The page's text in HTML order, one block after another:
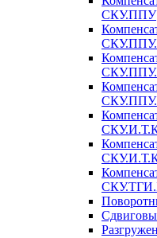
СКУ.ППУ